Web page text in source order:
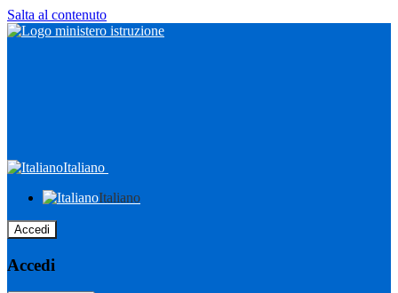
Salta al contenuto
Italiano
Italiano
Accedi
Accedi